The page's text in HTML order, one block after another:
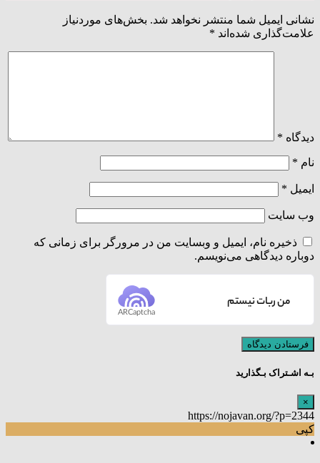
نشانی ایمیل شما منتشر نخواهد شد. بخش‌های موردنیاز
علامت‌گذاری شده‌اند *
دیدگاه *
نام *
ایمیل *
وب‌ سایت
ذخیره نام، ایمیل و وبسایت من در مرورگر برای زمانی که
دوباره دیدگاهی می‌نویسم.
من ربات نیستم
ARCaptcha
بـه اشـتراک بـگذارید
×
https://nojavan.org/?p=2344
کپی